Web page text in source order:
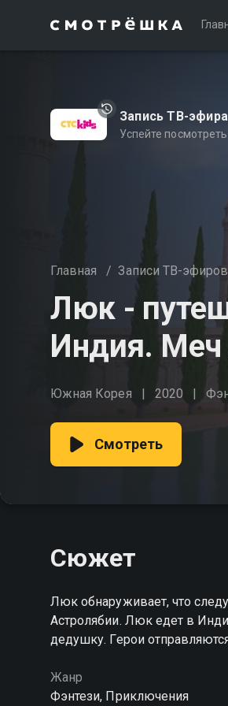
Запись ТВ-эфира
Успейте
Главная / Записи ТВ-эфиров
Люк -
Индия. Меч
Южная Корея 2020
Смотреть
Сюжет
Люк обнаруживает, что
Астролябии. Люк едет в
дедушку. Герои
Жанр
Фэнтези, Приключения